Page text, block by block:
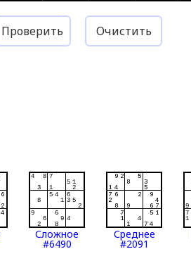
Проверить Очистить
Сложное
#6490
Среднее
#2091